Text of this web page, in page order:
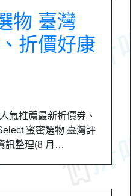
物 臺灣
折價好康
氣推薦最新折價券、
蜜密選物 臺灣評
訊整理(8 月…